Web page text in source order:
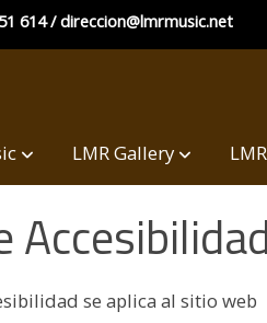
614 / direccion@lmrmusic.net
LMR Gallery
se aplica al sitio web